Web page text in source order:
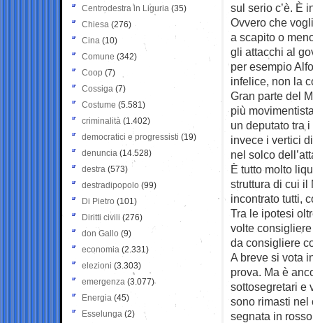
sul serio c’è. È
Ovvero che
a scapito o
gli attacchi al
per esempio
infelice, non la
Gran parte del
più
un deputato tra
invece i vertici
nel solco
È tutto molto
struttura di cui il
incontrato tutti,
Tra le ipotesi
volte
da consigliere
A breve si vota
prova. Ma è
sottosegretari e
sono rimasti nel
segnata in
Centrodestra in Liguria (35)
Chiesa (276)
Cina (10)
Comune (342)
Coop (7)
Cossiga (7)
Costume (5.581)
criminalità (1.402)
democratici e progressisti (19)
denuncia (14.528)
destra (573)
destradipopolo (99)
Di Pietro (101)
Diritti civili (276)
don Gallo (9)
economia (2.331)
elezioni (3.303)
emergenza (3.077)
Energia (45)
Esselunga (2)